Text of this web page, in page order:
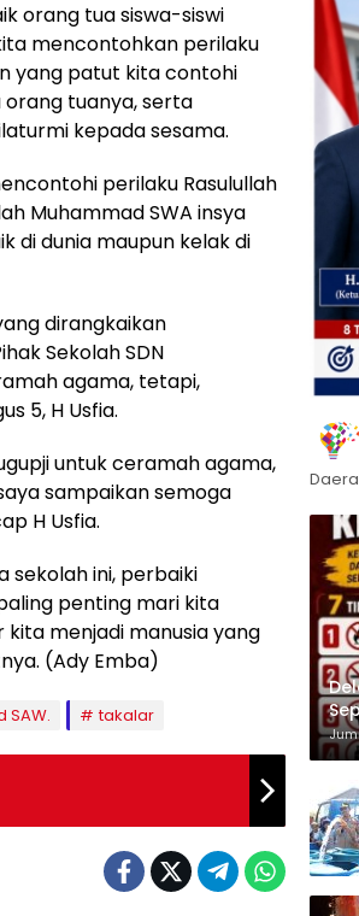
orang tua siswa-siswi
mencontohkan perilaku
yang patut kita contohi
orang tuanya, serta
kepada sesama.
perilaku Rasulullah
Muhammad SWA insya
di dunia maupun kelak di
dirangkaikan
Sekolah SDN
agama, tetapi,
5, H Usfia.
untuk ceramah agama,
sampaikan semoga
H Usfia.
sekolah ini, perbaiki
penting mari kita
menjadi manusia yang
(Ady Emba)
SAW. takalar